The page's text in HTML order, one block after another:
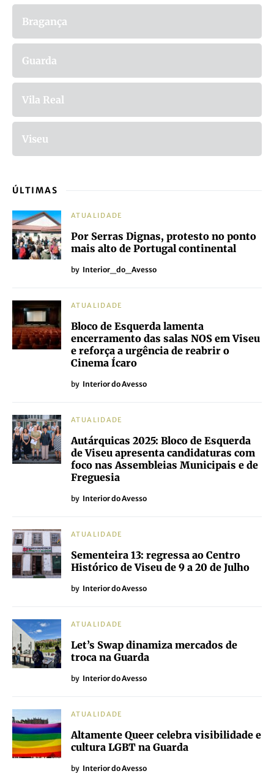
Bragança
Guarda
Vila Real
Viseu
ÚLTIMAS
ATUALIDADE
Por Serras Dignas, protesto no ponto
mais alto de Portugal continental
by Interior_do_Avesso
ATUALIDADE
Bloco de Esquerda lamenta
encerramento das salas NOS em Viseu
e reforça a urgência de reabrir o
Cinema Ícaro
by Interior do Avesso
ATUALIDADE
Autárquicas 2025: Bloco de Esquerda
de Viseu apresenta candidaturas com
foco nas Assembleias Municipais e de
Freguesia
by Interior do Avesso
ATUALIDADE
Sementeira 13: regressa ao Centro
Histórico de Viseu de 9 a 20 de Julho
by Interior do Avesso
ATUALIDADE
Let’s Swap dinamiza mercados de
troca na Guarda
by Interior do Avesso
ATUALIDADE
Altamente Queer celebra visibilidade e
cultura LGBT na Guarda
by Interior do Avesso